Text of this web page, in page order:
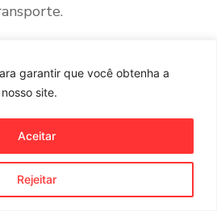
garantir que você obtenha a
site.
Rejeitar
Aceitar
Nestor Goulart Reis
uma forma certa e outra
que seja a única
”[29]
padrões estão sempre em
incidir no erro de críticas